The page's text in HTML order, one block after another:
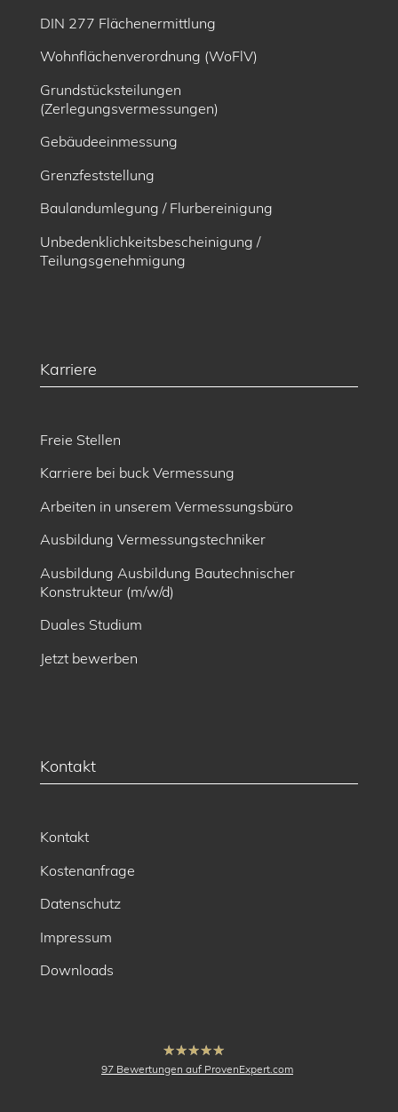
DIN 277 Flächenermittlung
Wohnflächenverordnung (WoFlV)
Grundstücksteilungen
(Zerlegungsvermessungen)
Gebäudeeinmessung
Grenzfeststellung
Baulandumlegung / Flurbereinigung
Unbedenklichkeitsbescheinigung /
Teilungsgenehmigung
Karriere
Freie Stellen
Karriere bei buck Vermessung
Arbeiten in unserem Vermessungsbüro
Ausbildung Vermessungstechniker
Ausbildung Ausbildung Bautechnischer
Konstrukteur (m/w/d)
Duales Studium
Jetzt bewerben
Kontakt
Kontakt
Kostenanfrage
Datenschutz
Impressum
Downloads
hat4.91
von5
97Bewertungen auf ProvenExpert.com